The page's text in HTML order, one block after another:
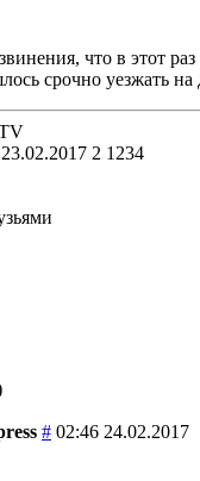
что в этот
срочно уезжать на
2 1234
# 02:46 24.02.2017